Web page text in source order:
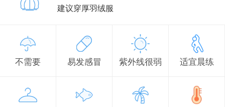
建议穿厚羽绒服
不需要 易发感冒 紫外线很弱 适宜晨练